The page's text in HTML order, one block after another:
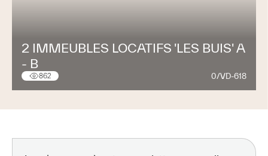
2 IMMEUBLES LOCATIFS 'LES BUIS' A
- B
862 0/VD-618